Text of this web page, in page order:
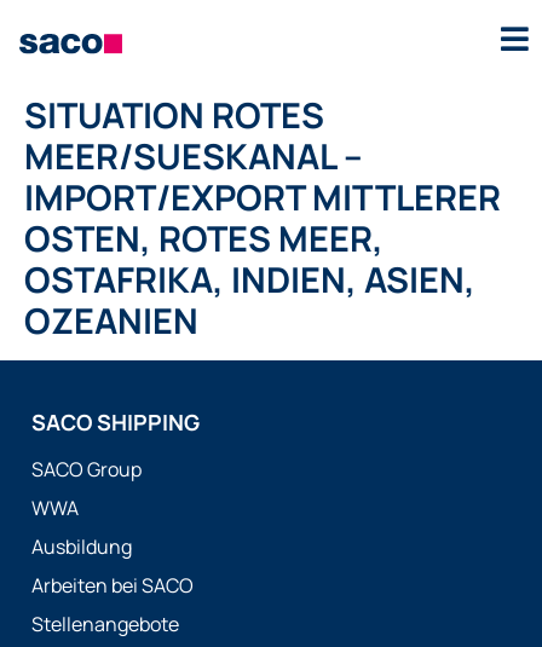
SITUATION ROTES
MEER/SUESKANAL –
IMPORT/EXPORT MITTLERER
OSTEN, ROTES MEER,
OSTAFRIKA, INDIEN, ASIEN,
OZEANIEN
SACO SHIPPING
SACO Group
WWA
Ausbildung
Arbeiten bei SACO
Stellenangebote